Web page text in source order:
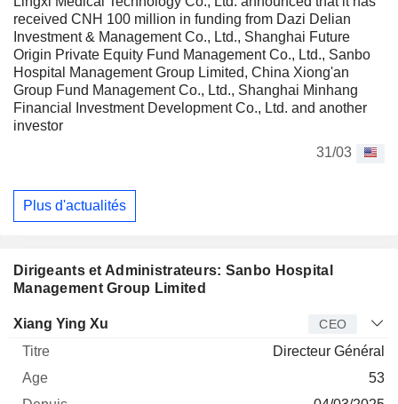
received CNH 100 million in funding from Dazi Delian
Investment & Management Co., Ltd., Shanghai Future
Origin Private Equity Fund Management Co., Ltd., Sanbo
Hospital Management Group Limited, China Xiong'an
Group Fund Management Co., Ltd., Shanghai Minhang
Financial Investment Development Co., Ltd. and another
investor
31/03
Plus d'actualités
Dirigeants et Administrateurs: Sanbo Hospital
Management Group Limited
Dirigeant Titre
Xiang Ying Xu CEO
Directeur Général
53